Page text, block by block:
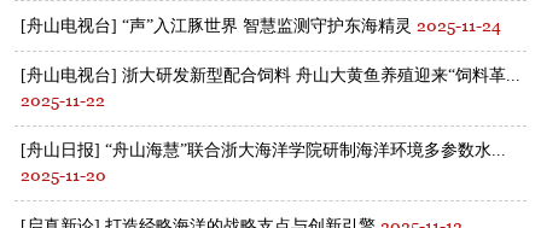
[舟山电视台] “声”入江豚世界 智慧监测守护东海精灵 2025-11-24
[舟山电视台] 浙大研发新型配合饲料 舟山大黄鱼养殖迎来“饲料革...
2025-11-22
[舟山日报] “舟山海慧”联合浙大海洋学院研制海洋环境多参数水...
2025-11-20